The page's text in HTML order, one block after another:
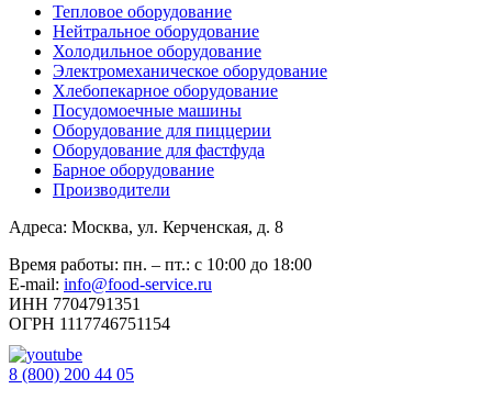
Тепловое оборудование
Нейтральное оборудование
Холодильное оборудование
Электромеханическое оборудование
Хлебопекарное оборудование
Посудомоечные машины
Оборудование для пиццерии
Оборудование для фастфуда
Барное оборудование
Производители
Адреса: Москва, ул. Керченская, д. 8
Время работы: пн. – пт.: с 10:00 до 18:00
E-mail: info@food-service.ru
ИНН 7704791351
ОГРН 1117746751154
8 (800) 200 44 05